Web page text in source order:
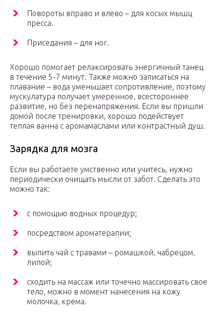
Повороты вправо и влево – для косых мышц
пресса.
Приседания – для ног.
Хорошо помогает релаксировать энергичный танец
в течение 5-7 минут. Также можно записаться на
плавание – вода уменьшает сопротивление, поэтому
мускулатура получает умеренное, всестороннее
развитие, но без перенапряжения. Если вы пришли
домой после тренировки, хорошо подействует
теплая ванна с аромамаслами или контрастный душ.
Зарядка для мозга
Если вы работаете умственно или учитесь, нужно
периодически очищать мысли от забот. Сделать это
можно так:
с помощью водных процедур;
посредством ароматерапии;
выпить чай с травами – ромашкой, чабрецом,
липой;
сходить на массаж или точечно массировать свое
тело, можно в момент нанесения на кожу
молочка, крема.